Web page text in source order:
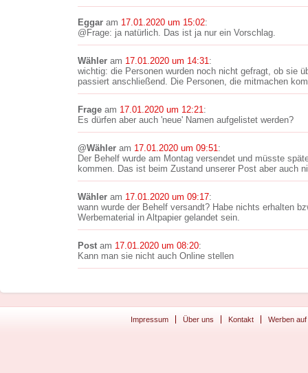
Eggar am 17.01.2020 um 15:02:
@Frage: ja natürlich. Das ist ja nur ein Vorschlag.
Wähler am 17.01.2020 um 14:31:
wichtig: die Personen wurden noch nicht gefragt, ob sie
passiert anschließend. Die Personen, die mitmachen
Frage am 17.01.2020 um 12:21:
Es dürfen aber auch 'neue' Namen aufgelistet werden?
@Wähler am 17.01.2020 um 09:51:
Der Behelf wurde am Montag versendet und müsste
kommen. Das ist beim Zustand unserer Post aber auch
Wähler am 17.01.2020 um 09:17:
wann wurde der Behelf versandt? Habe nichts erhalten
Werbematerial in Altpapier gelandet sein.
Post am 17.01.2020 um 08:20:
Kann man sie nicht auch Online stellen
Impressum Über uns Kontakt Werben